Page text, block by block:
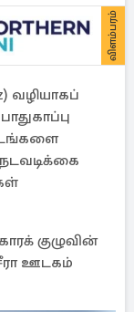
விளம்பரம்
வழியாகப்
குழுவின்
ஊடகம்